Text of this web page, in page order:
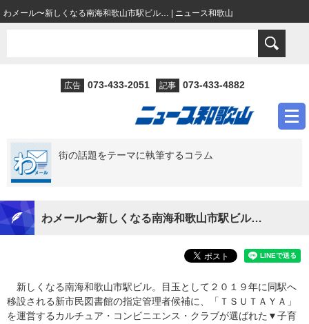
わメール〜新しくなる南海和歌山市駅ビル… | ニュース和歌山
広告 073-433-2051 記事 073-433-4882
街の話題をテーマに執筆するコラム
わメール〜新しくなる南海和歌山市駅ビル…
新しくなる南海和歌山市駅ビル。目玉として２０１９年に同駅へ
移設される新市民図書館の指定管理者候補に、「ＴＳＵＴＡＹＡ」
を運営するカルチュア・コンビニエンス・クラブが選ばれた▼子育